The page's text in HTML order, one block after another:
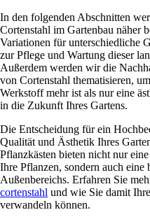
In den folgenden Abschnitten
Cortenstahl im Gartenbau näher
Variationen für unterschiedliche
zur Pflege und Wartung dieser
Außerdem werden wir die
von Cortenstahl thematisieren,
Werkstoff mehr ist als nur eine
in die Zukunft Ihres Gartens.
Die Entscheidung für ein
Qualität und Ästhetik Ihres
Pflanzkästen bieten nicht nur
Ihre Pflanzen, sondern auch
Außenbereichs. Erfahren Sie
cortenstahl und wie Sie damit
verwandeln können.